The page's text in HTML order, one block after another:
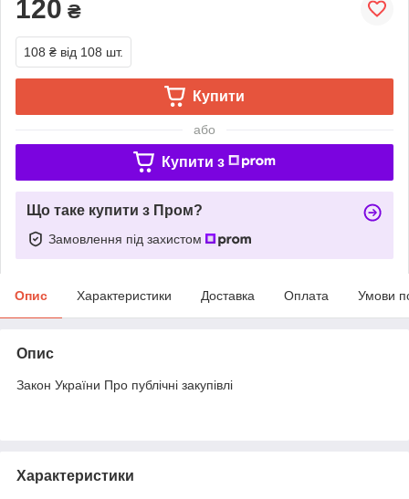
120 ₴
108 ₴ від 108 шт.
Купити
або
Купити з
Що таке купити з Пром?
Замовлення під захистом
Опис Характеристики Доставка Оплата Умови
Опис
Закон України Про публічні закупівлі
Характеристики